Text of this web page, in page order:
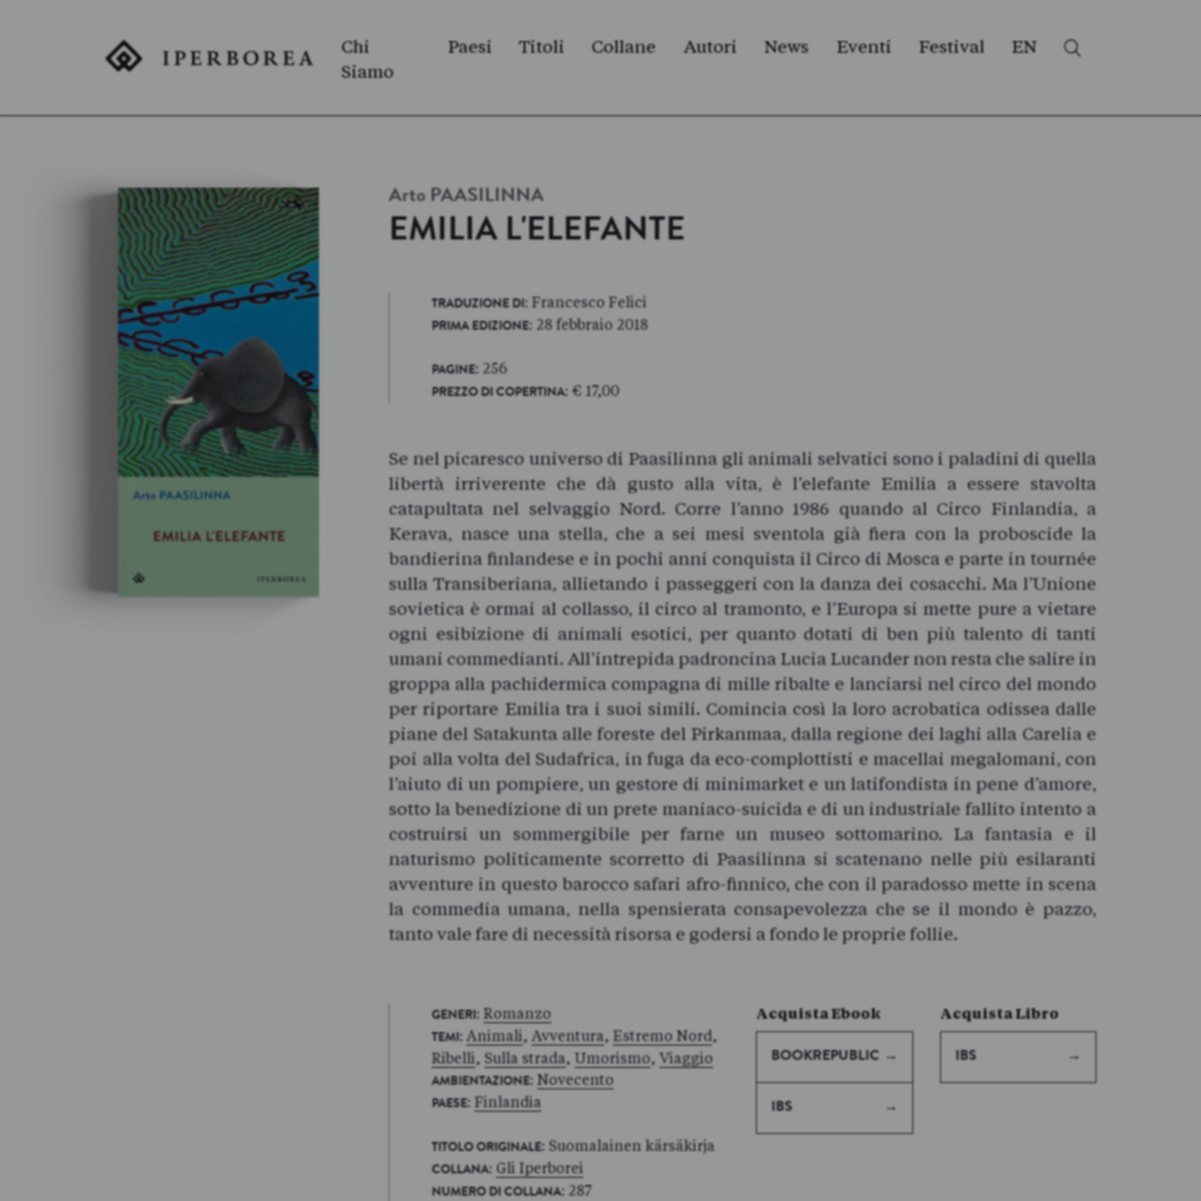
Chi
Siamo
Paesi Titoli Collane Autori News Eventi Festival EN
Arto PAASILINNA
EMILIA L'ELEFANTE
TRADUZIONE DI: Francesco Felici
PRIMA EDIZIONE: 28 febbraio 2018
PAGINE: 256
PREZZO DI COPERTINA: € 17,00
Se nel picaresco universo di Paasilinna gli animali selvatici sono i paladini di quella
libertà irriverente che dà gusto alla vita, è l’elefante Emilia a essere stavolta
catapultata nel selvaggio Nord. Corre l’anno 1986 quando al Circo Finlandia, a
Kerava, nasce una stella, che a sei mesi sventola già fiera con la proboscide la
bandierina finlandese e in pochi anni conquista il Circo di Mosca e parte in tournée
sulla Transiberiana, allietando i passeggeri con la danza dei cosacchi. Ma l’Unione
sovietica è ormai al collasso, il circo al tramonto, e l’Europa si mette pure a vietare
ogni esibizione di animali esotici, per quanto dotati di ben più talento di tanti
umani commedianti. All’intrepida padroncina Lucia Lucander non resta che salire in
groppa alla pachidermica compagna di mille ribalte e lanciarsi nel circo del mondo
per riportare Emilia tra i suoi simili. Comincia così la loro acrobatica odissea dalle
piane del Satakunta alle foreste del Pirkanmaa, dalla regione dei laghi alla Carelia e
poi alla volta del Sudafrica, in fuga da eco-complottisti e macellai megalomani, con
l’aiuto di un pompiere, un gestore di minimarket e un latifondista in pene d’amore,
sotto la benedizione di un prete maniaco-suicida e di un industriale fallito intento a
costruirsi un sommergibile per farne un museo sottomarino. La fantasia e il
naturismo politicamente scorretto di Paasilinna si scatenano nelle più esilaranti
avventure in questo barocco safari afro-finnico, che con il paradosso mette in scena
la commedia umana, nella spensierata consapevolezza che se il mondo è pazzo,
tanto vale fare di necessità risorsa e godersi a fondo le proprie follie.
GENERI: Romanzo
TEMI: Animali, Avventura, Estremo Nord ,
Ribelli, Sulla strada, Umorismo, Viaggio
AMBIENTAZIONE: Novecento
PAESE: Finlandia
TITOLO ORIGINALE: Suomalainen kärsäkirja
COLLANA: Gli Iperborei
NUMERO DI COLLANA: 287
Acquista Ebook
BOOKREPUBLIC
IBS
Acquista Libro
IBS